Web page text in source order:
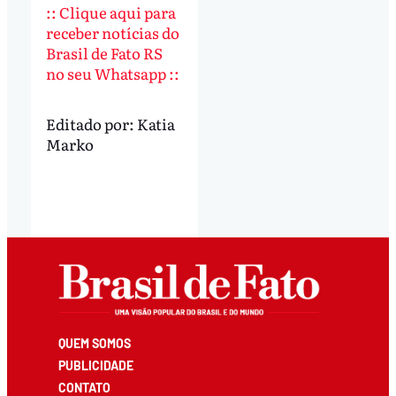
:: Clique aqui para
receber notícias do
Brasil de Fato RS
no seu Whatsapp ::
Editado por: Katia
Marko
QUEM SOMOS
PUBLICIDADE
CONTATO